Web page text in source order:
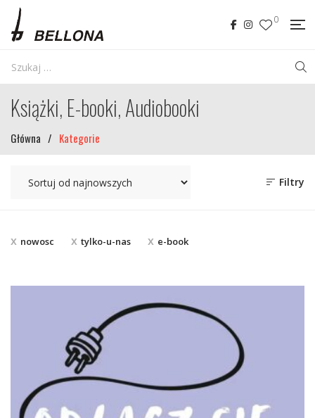
0
Książki, E-booki, Audiobooki
Główna / Kategorie
Filtry
nowosc tylko-u-nas e-book